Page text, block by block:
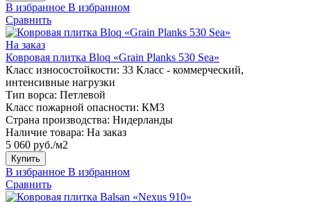
В избранное В избранном
Сравнить
На заказ
Ковровая плитка Bloq «Grain Planks 530 Sea»
Класс износостойкости: 33 Класс - коммерческий,
интенсивные нагрузки
Тип ворса: Петлевой
Класс пожарной опасности: КМ3
Страна производства: Нидерланды
Наличие товара: На заказ
5 060 руб./м2
Купить
В избранное В избранном
Сравнить